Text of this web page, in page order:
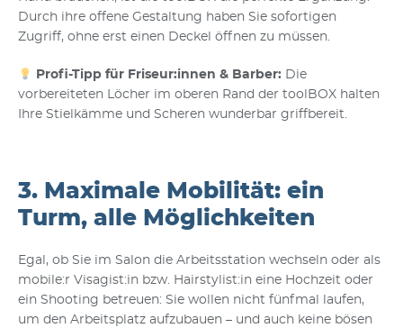
Durch ihre offene Gestaltung haben Sie sofortigen
Zugriff, ohne erst einen Deckel öffnen zu müssen.
Profi-Tipp für Friseur:innen & Barber:Die
vorbereiteten Löcher im oberen Rand der toolBOX halten
Ihre Stielkämme und Scheren wunderbar griffbereit.
3. Maximale Mobilität: ein
Turm, alle Möglichkeiten
Egal, ob Sie im Salon die Arbeitsstation wechseln oder als
mobile:r Visagist:in bzw. Hairstylist:in eine Hochzeit oder
ein Shooting betreuen: Sie wollen nicht fünfmal laufen,
um den Arbeitsplatz aufzubauen – und auch keine bösen